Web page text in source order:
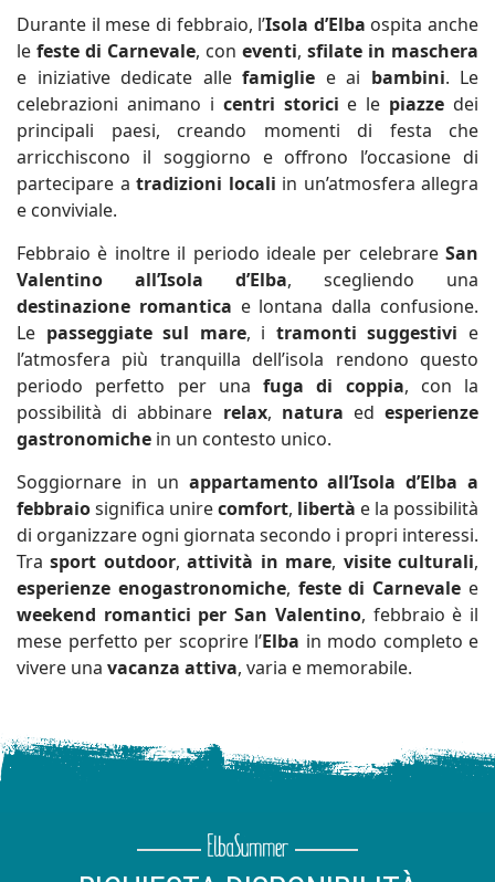
Durante il mese di febbraio, l’Isola d’Elba ospita anche
le feste di Carnevale, con eventi, sfilate in maschera
e iniziative dedicate alle famiglie e ai bambini. Le
celebrazioni animano i centri storici e le piazze dei
principali paesi, creando momenti di festa che
arricchiscono il soggiorno e offrono l’occasione di
partecipare a tradizioni locali in un’atmosfera allegra
e conviviale.
Febbraio è inoltre il periodo ideale per celebrare San
Valentino all’Isola d’Elba, scegliendo una
destinazione romantica e lontana dalla confusione.
Le passeggiate sul mare, i tramonti suggestivi e
l’atmosfera più tranquilla dell’isola rendono questo
periodo perfetto per una fuga di coppia, con la
possibilità di abbinare relax, natura edesperienze
gastronomiche in un contesto unico.
Soggiornare in un appartamento all’Isola d’Elba a
febbraiosignifica unirecomfort, libertà e la possibilità
di organizzare ogni giornata secondo i propri interessi.
Trasport outdoor,attività in mare, visite culturali,
esperienze enogastronomiche, feste di Carnevale e
weekend romantici per San Valentino, febbraio è il
mese perfetto per scoprire l’Elba in modo completo e
vivere una vacanza attiva, varia e memorabile.